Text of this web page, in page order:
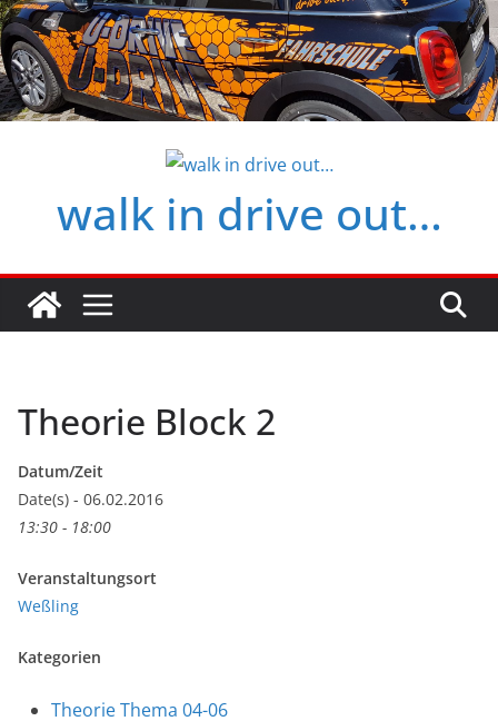
Zum
Inhalt
springen
walk in drive out…
Theorie Block 2
Datum/Zeit
Date(s) - 06.02.2016
13:30 - 18:00
Veranstaltungsort
Weßling
Kategorien
Theorie Thema 04-06